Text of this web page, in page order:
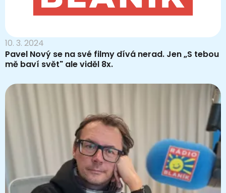
10. 3. 2024
Pavel Nový se na své filmy dívá nerad. Jen „S tebou
mě baví svět" ale viděl 8x.